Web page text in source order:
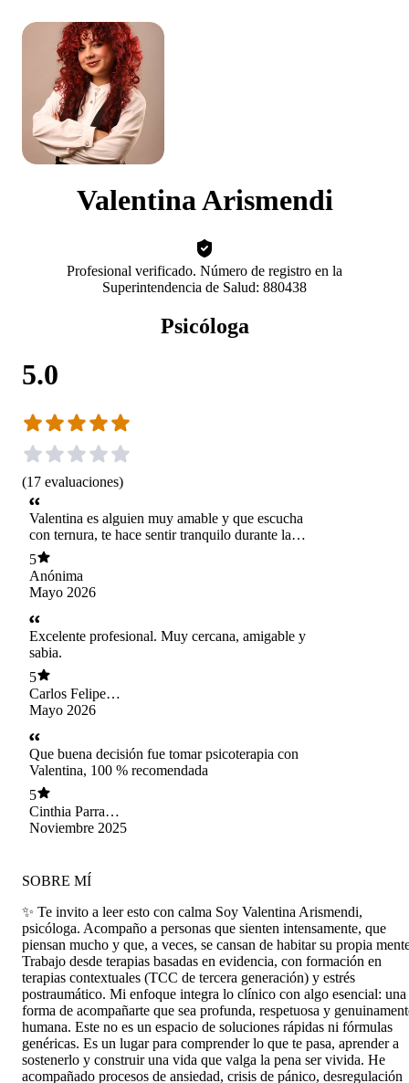
Valentina Arismendi
Profesional verificado. Número de registro en la
Superintendencia de Salud: 880438
Psicóloga
5.0
(17 evaluaciones)
Valentina es alguien muy amable y que escucha
con ternura, te hace sentir tranquilo durante la
sesión. He tenido terapias antes y nunca me
había sentido tan cómodx de conversar las cosas
que realmente me frustran. Excelente
profesional.
5
Anónima
Mayo 2026
Excelente profesional. Muy cercana, amigable y
sabia.
5
Carlos Felipe
González Ramos
Mayo 2026
Que buena decisión fue tomar psicoterapia con
Valentina, 100 % recomendada
5
Cinthia Parra
Villegas
Noviembre 2025
SOBRE MÍ
✨ Te invito a leer esto con calma Soy Valentina Arismendi,
psicóloga. Acompaño a personas que sienten intensamente, que
piensan mucho y que, a veces, se cansan de habitar su propia
Trabajo desde terapias basadas en evidencia, con formación en
terapias contextuales (TCC de tercera generación) y estrés
postraumático. Mi enfoque integra lo clínico con algo esencial: una
forma de acompañarte que sea profunda, respetuosa y
humana. Este no es un espacio de soluciones rápidas ni fórmulas
genéricas. Es un lugar para comprender lo que te pasa, aprender a
sostenerlo y construir una vida que valga la pena ser vivida. He
acompañado procesos de ansiedad, crisis de pánico, desregulación